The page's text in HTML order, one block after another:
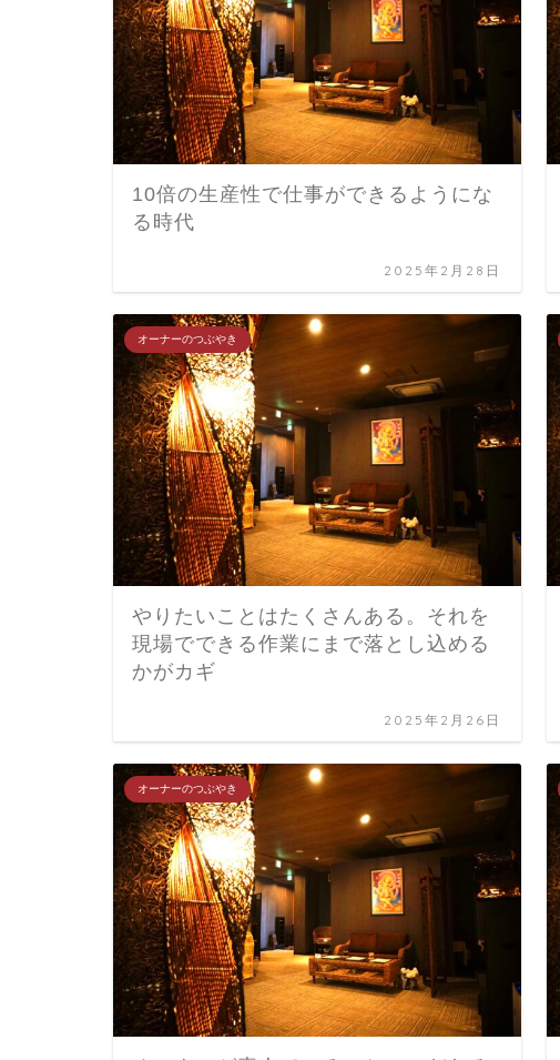
10倍の生産性で仕事ができるようにな
る時代
2025年2月28日
オーナーのつぶやき
やりたいことはたくさんある。それを
現場でできる作業にまで落とし込める
かがカギ
2025年2月26日
オーナーのつぶやき